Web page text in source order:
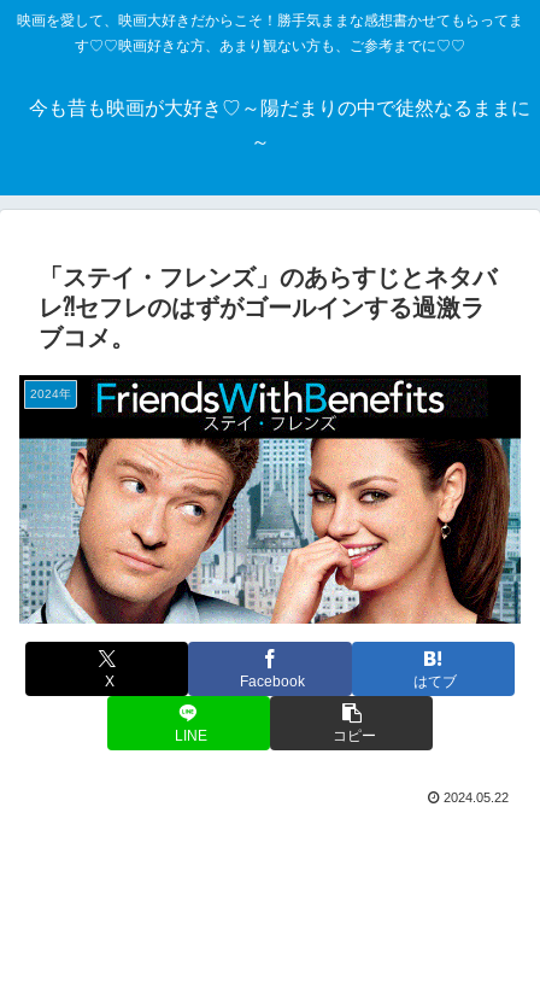
映画を愛して、映画大好きだからこそ！勝手気ままな感想書かせてもらってま
す♡♡映画好きな方、あまり観ない方も、ご参考までに♡♡
今も昔も映画が大好き♡～陽だまりの中で徒然なるままに
～
「ステイ・フレンズ」のあらすじとネタバ
レ⁈セフレのはずがゴールインする過激ラ
ブコメ。
2024年
X Facebook はてブ
LINE コピー
2024.05.22